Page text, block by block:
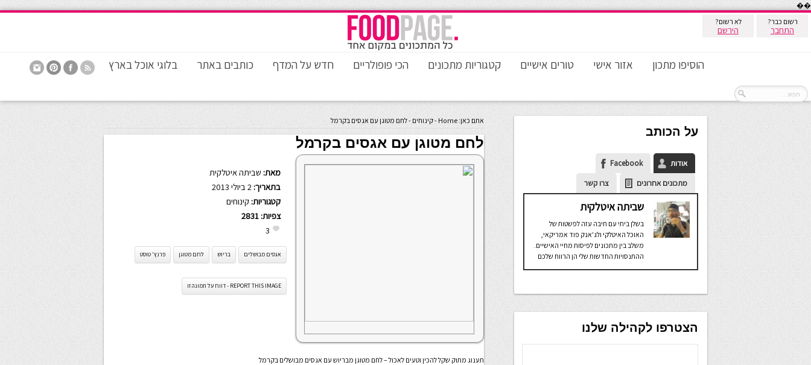
��
רשום כבר?
התחבר
לא רשום?
הירשם
הוסיפו מתכון אזור אישי טורים אישיים קטגוריות מתכונים הכי פופולריים חדש על המדף כותבים באתר בלוגי אוכל בארץ
אתם כאן: Home
-קינוחים -לחם מטוגן עם אגסים בקרמל
לחם מטוגן עם אגסים בקרמל
מאת: שביתה איטלקית
בתאריך:
קטגוריות: קינוחים
צפיות: 2831
3
אגסים מבושלים בריוש לחם מטוגן פרנץ' טוסט
REPORT THIS IMAGE - דווח על תמונה זו
תענוג מתוק שקל להכין וטעים לאכול – לחם מטוגן מבריוש עם אגסים מבושלים בקרמל
על הכותב
אודות
Facebook
מתכונים אחרונים
צרו קשר
שביתה איטלקית
בשלן ביתי עם חיבה עזה לפשטות של
האוכל האיטלקי ולג'אנק פוד אמריקאי,
משלב בין מתכונים לפיסות מחיי האישיים.
ההתנסויות החדשות שלי הן הרווח שלכם
הצטרפו לקהילה שלנו